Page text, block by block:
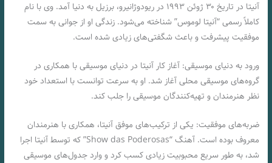
آنیتا در تاریخ ۳۰ ژوئن ۱۹۹۳ در ریودوژانیرو، برزیل به دنیا آمد. وی با نام
کاملاً رسمی “آنیتا لوموس” شناخته می‌شود. زندگی او از جوانی به سمت
موفقیت پیشرفت و باعث شگفتی‌های زیادی شده است.
ورود به دنیای موسیقی: آغاز کار آنیتا در دنیای موسیقی با همکاری در
گروه‌های موسیقی محلی آغاز شد. او به سرعت توانست با استعداد خود
نظر هنرمندان و تهیه‌کنندگان موسیقی را جلب کند.
ضربه‌های موفقیت: یکی از ترکیب‌های موفق آنیتا، همکاری با هنرمندان
معروف بوده است. آهنگ “Show das Poderosas” که توسط آنیتا اجرا
شد، به طور سریع محبوبیت زیادی کسب کرد و وارد جدول‌های موسیقی